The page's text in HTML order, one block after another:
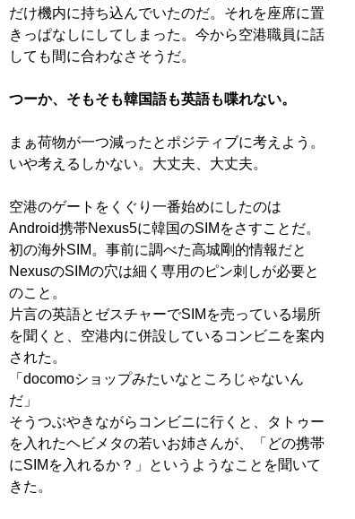
だけ機内に持ち込んでいたのだ。それを座席に置
きっぱなしにしてしまった。今から空港職員に話
しても間に合わなさそうだ。
つーか、そもそも韓国語も英語も喋れない。
まぁ荷物が一つ減ったとポジティブに考えよう。
いや考えるしかない。大丈夫、大丈夫。
空港のゲートをくぐり一番始めにしたのは
Android携帯Nexus5に韓国のSIMをさすことだ。
初の海外SIM。事前に調べた高城剛的情報だと
NexusのSIMの穴は細く専用のピン刺しが必要と
のこと。
片言の英語とゼスチャーでSIMを売っている場所
を聞くと、空港内に併設しているコンビニを案内
された。
「docomoショップみたいなところじゃないん
だ」
そうつぶやきながらコンビニに行くと、タトゥー
を入れたヘビメタの若いお姉さんが、「どの携帯
にSIMを入れるか？」というようなことを聞いて
きた。